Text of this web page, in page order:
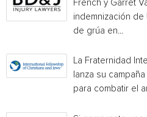
French y Garret
indemnización de
de grúa en...
La Fraternidad
lanza su
para combatir el